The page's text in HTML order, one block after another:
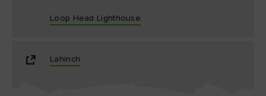
Loop Head Lighthouse
Lahinch